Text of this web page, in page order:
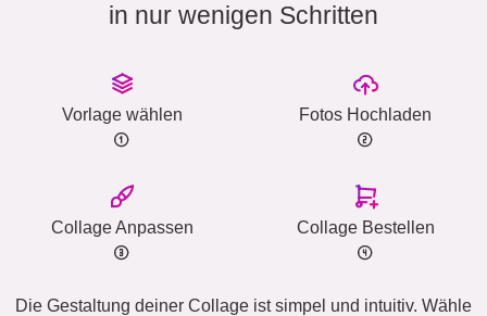
in nur wenigen Schritten
Vorlage wählen Fotos Hochladen
Collage Anpassen Collage Bestellen
Die Gestaltung deiner Collage ist simpel und intuitiv. Wähle